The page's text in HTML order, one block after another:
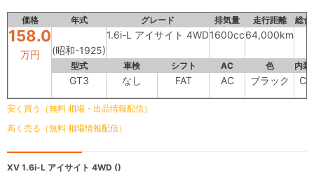
価格 年式 グレード 排気量 走行距離 総合
158.0
万円 (昭和-1925)
1.6i-L アイサイト 4WD1600cc64,000km
型式 車検 シフト AC 色 内装
GT3 なし FAT AC ブラック C
安く買う（無料 相場・出品情報配信）
高く売る（無料 相場情報配信）
XV 1.6i-L アイサイト 4WD ()